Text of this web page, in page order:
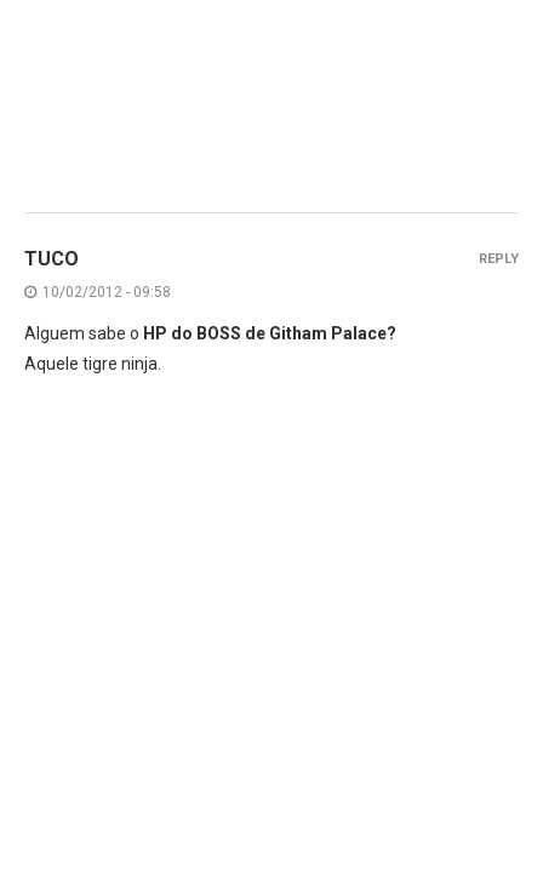
TUCO
10/02/2012 - 09:58
Alguem sabe o HP do BOSS de Githam Palace?
Aquele tigre ninja.
REPLY